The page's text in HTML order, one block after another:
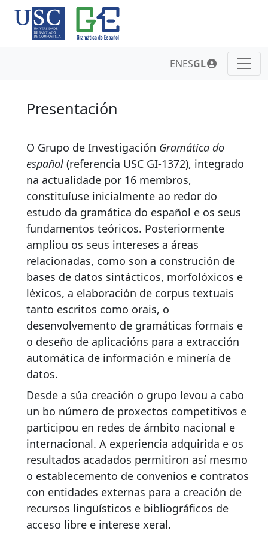
ENESGL
Presentación
O Grupo de Investigación Gramática do
español (referencia USC GI-1372), integrado
na actualidade por 16 membros,
constituíuse inicialmente ao redor do
estudo da gramática do español e os seus
fundamentos teóricos. Posteriormente
ampliou os seus intereses a áreas
relacionadas, como son a construción de
bases de datos sintácticos, morfolóxicos e
léxicos, a elaboración de corpus textuais
tanto escritos como orais, o
desenvolvemento de gramáticas formais e
o deseño de aplicacións para a extracción
automática de información e minería de
datos.
Desde a súa creación o grupo levou a cabo
un bo número de proxectos competitivos e
participou en redes de ámbito nacional e
internacional. A experiencia adquirida e os
resultados acadados permitiron así mesmo
o establecemento de convenios e contratos
con entidades externas para a creación de
recursos lingüísticos e bibliográficos de
acceso libre e interese xeral.